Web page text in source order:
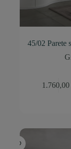
45/02 Parete
1.760,00